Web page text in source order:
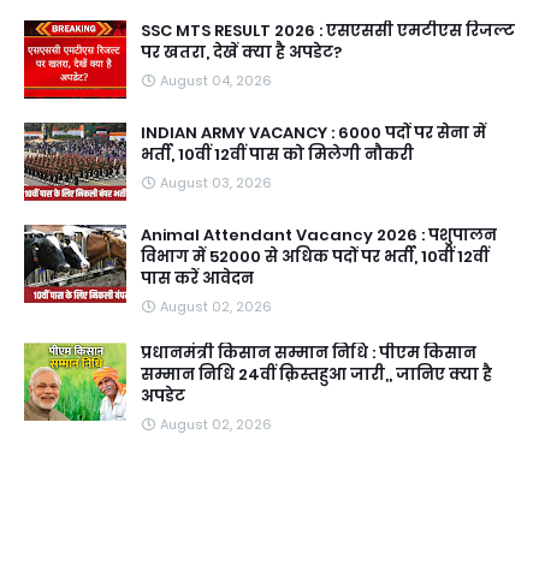
SSC MTS RESULT 2026 : एसएससी एमटीएस रिजल्ट
पर खतरा, देखें क्या है अपडेट?
August 04, 2026
INDIAN ARMY VACANCY : 6000 पदों पर सेना में
भर्ती, 10वीं 12वीं पास को मिलेगी नौकरी
August 03, 2026
Animal Attendant Vacancy 2026 : पशुपालन
विभाग में 52000 से अधिक पदों पर भर्ती, 10वीं 12वीं
पास करें आवेदन
August 02, 2026
प्रधानमंत्री किसान सम्मान निधि : पीएम किसान
सम्मान निधि 24वीं क़िस्तहुआ जारी,, जानिए क्या है
अपडेट
August 02, 2026